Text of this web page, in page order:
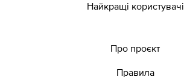
Найкращі користувачі
Про проєкт
Правила